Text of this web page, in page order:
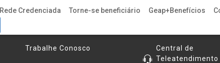
Rede Credenciada Torne-se beneficiário Geap+Benefícios
Trabalhe Conosco
Central de
Teleatendimento